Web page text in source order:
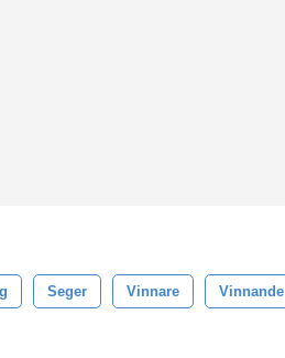
Seger Vinnare Vinnande